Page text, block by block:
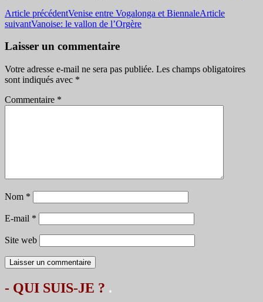
Navigation
des
articles
Article précédentVenise entre Vogalonga et BiennaleArticle
suivantVanoise: le vallon de l’Orgère
Laisser un commentaire
Votre adresse e-mail ne sera pas publiée. Les champs obligatoires
sont indiqués avec *
Commentaire *
Nom *
E-mail *
Site web
- QUI SUIS-JE ? .